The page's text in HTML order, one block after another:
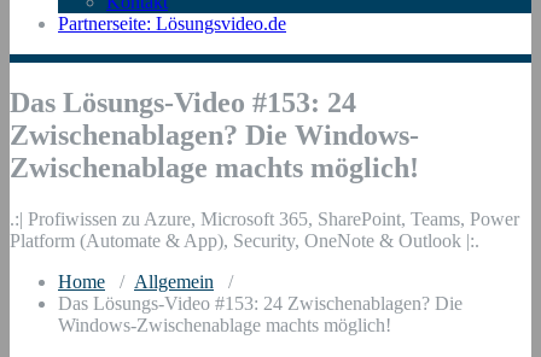
Partnerseite: Lösungsvideo.de
Das Lösungs-Video #153: 24
Zwischenablagen? Die Windows-
Zwischenablage machts möglich!
.:| Profiwissen zu Azure, Microsoft 365, SharePoint, Teams, Power
Platform (Automate & App), Security, OneNote & Outlook |:.
Home / Allgemein /
Das Lösungs-Video #153: 24 Zwischenablagen? Die
Windows-Zwischenablage machts möglich!